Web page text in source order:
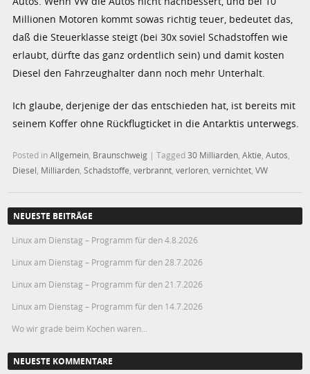
Millionen Motoren kommt sowas richtig teuer, bedeutet das,
daß die Steuerklasse steigt (bei 30x soviel Schadstoffen wie
erlaubt, dürfte das ganz ordentlich sein) und damit kosten
Diesel den Fahrzeughalter dann noch mehr Unterhalt.
Ich glaube, derjenige der das entschieden hat, ist bereits mit
seinem Koffer ohne Rückflugticket in die Antarktis unterwegs.
Posted inAllgemein Braunschweig |Tagged30 Milliarden ,Aktie ,Autos
Diesel Milliarden ,Schadstoffe ,verbrannt ,verloren ,vernichtet ,VW
NEUESTE BEITRÄGE
Linux am Dienstag – Programm für den 4.8.2026
Linux am Dienstag – Programm für den 28.7.2026
Linux am Dienstag – Programm für den 21.7.2026
Linux am Dienstag – Programm für den 14.7.2026
Wo wir grade beim Kochen waren…
NEUESTE KOMMENTARE